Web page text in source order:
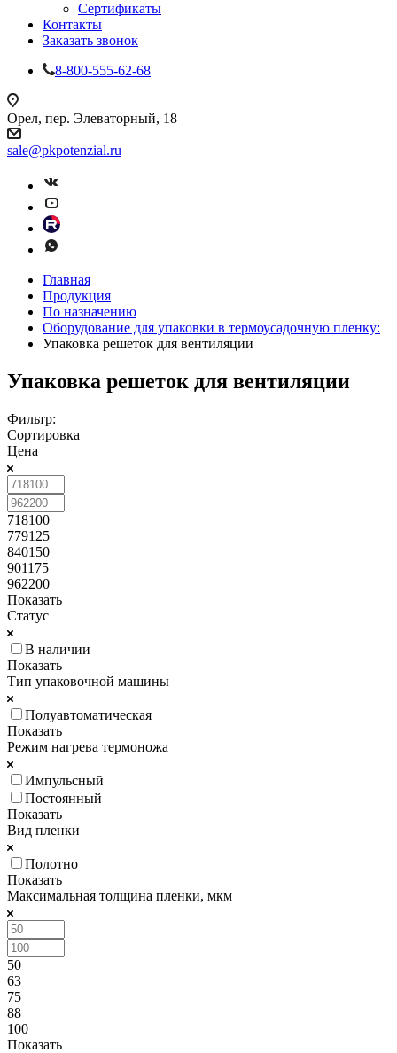
Сертификаты
Контакты
Заказать звонок
8-800-555-62-68
Орел, пер. Элеваторный, 18
sale@pkpotenzial.ru
Главная
Продукция
По назначению
Оборудование для упаковки в термоусадочную пленку:
Упаковка решеток для вентиляции
Упаковка решеток для вентиляции
Фильтр:
Сортировка
Цена
718100
779125
840150
901175
962200
Показать
Статус
В наличии
Показать
Тип упаковочной машины
Полуавтоматическая
Показать
Режим нагрева термоножа
Импульсный
Постоянный
Показать
Вид пленки
Полотно
Показать
Максимальная толщина пленки, мкм
50
63
75
88
100
Показать